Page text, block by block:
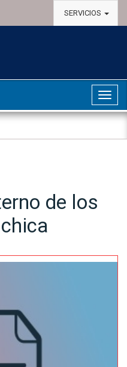
SERVICIOS
de los